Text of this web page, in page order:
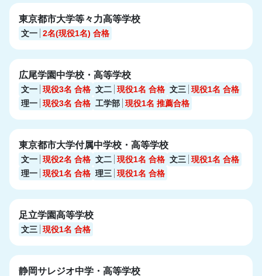
東京都市大学等々力高等学校
文一 2名(現役1名) 合格
広尾学園中学校・高等学校
文一 現役3名 合格 文二 現役1名 合格 文三 現役1名 合格
理一 現役3名 合格 工学部 現役1名 推薦合格
東京都市大学付属中学校・高等学校
文一 現役2名 合格 文二 現役1名 合格 文三 現役1名 合格
理一 現役1名 合格 理三 現役1名 合格
足立学園高等学校
文三 現役1名 合格
静岡サレジオ中学・高等学校